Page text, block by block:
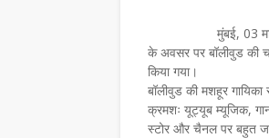
मुंबई, 03
के अवसर पर बॉलीवुड की
किया गया।
बॉलीवुड की मशहूर
क्रमशः यूट्यूब म्यूजिक,
स्टोर और चैनल पर बहुत